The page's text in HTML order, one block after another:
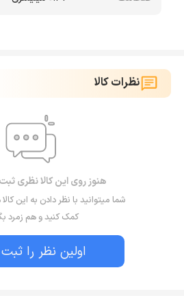
نظرات کالا
هنوز روی این کالا نظری
شما میتوانید با نظر دادن به این
کمک کنید و هم زمرد
اولین نظر را